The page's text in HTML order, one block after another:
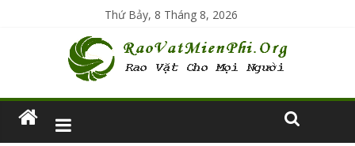
Thứ Bảy, 8 Tháng 8, 2026